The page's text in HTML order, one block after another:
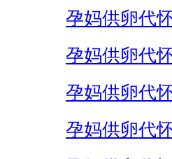
孕妈供卵代
孕妈供卵代
孕妈供卵代
孕妈供卵代